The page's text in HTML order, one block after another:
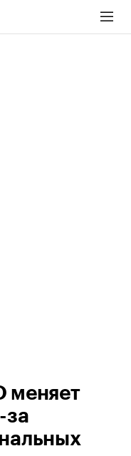
меняет
за